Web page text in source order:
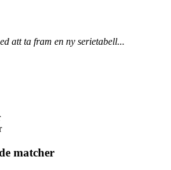
att ta fram en ny serietabell...
matcher